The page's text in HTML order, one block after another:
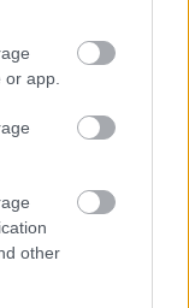
app.
other
UTC
forma
swoje
i można je
porze. To
korzyści,
Badania
może
wykracza